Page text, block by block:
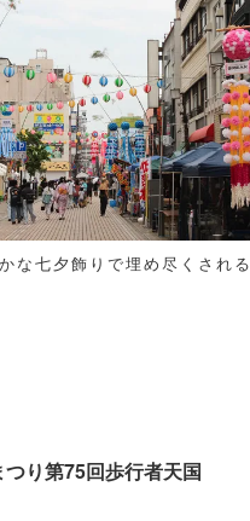
な七夕飾りで埋め尽くされる
り第75回歩行者天国